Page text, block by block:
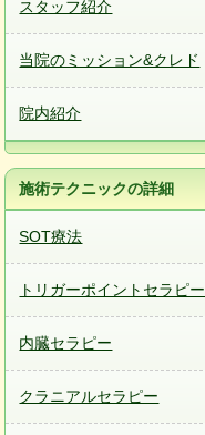
スタッフ紹介
当院のミッション&クレド
院内紹介
施術テクニックの詳細
SOT療法
トリガーポイントセラピー
内臓セラピー
クラニアルセラピー